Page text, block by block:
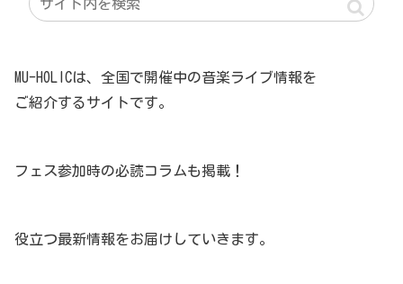
MU-HOLICは、全国で開催中の音楽ライブ情報を
ご紹介するサイトです。
フェス参加時の必読コラムも掲載！
役立つ最新情報をお届けしていきます。